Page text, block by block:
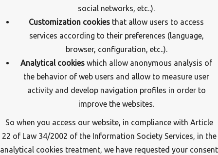
social networks, etc..).
Customization cookies that allow users to access
services according to their preferences (language,
browser, configuration, etc..).
Analytical cookies which allow anonymous analysis of
the behavior of web users and allow to measure user
activity and develop navigation profiles in order to
improve the websites.
So when you access our website, in compliance with Article
22 of Law 34/2002 of the Information Society Services, in the
analytical cookies treatment, we have requested your consent